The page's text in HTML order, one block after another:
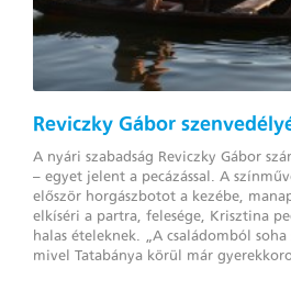
Reviczky Gábor
A nyári szabadság Reviczky Gábor
– egyet jelent a pecázással. A
először horgászbotot a kezébe,
elkíséri a partra, felesége, Krisztina
halas ételeknek. „A családomból
mivel Tatabánya körül már